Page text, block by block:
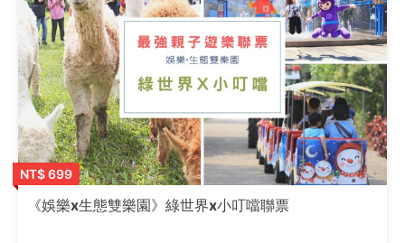
NT$ 699
《娛樂x生態雙樂園》綠世界x小叮噹聯票